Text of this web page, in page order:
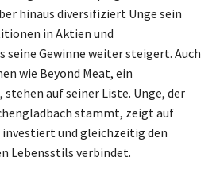
hinaus diversifiziert Unge sein
in Aktien und
seine Gewinne weiter steigert. Auch
wie Beyond Meat, ein
auf seiner Liste. Unge, der
stammt, zeigt auf
investiert und gleichzeitig den
Lebensstils verbindet.